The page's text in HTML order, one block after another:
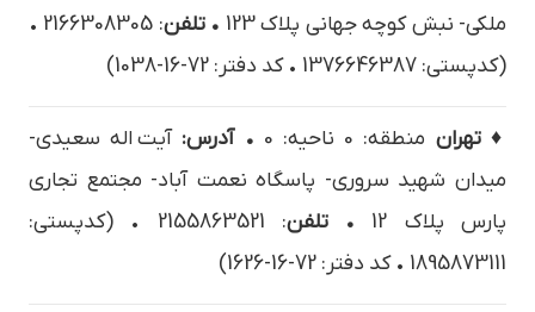
ملکی- نبش کوچه جهانی پلاک 123
• تلفن
: 2166308305 •
(کدپستی: 1376646387 • کد دفتر: 72-16-1038)
♦ تهران منطقه: 0 ناحیه: 0 • آدرس:آیت اله سعیدی-
میدان شهید سروری- پاسگاه نعمت آباد- مجتمع تجاری
پارس پلاک 12
• تلفن
: 2155863521 • (کدپستی:
1895873111 • کد دفتر: 72-16-1626)